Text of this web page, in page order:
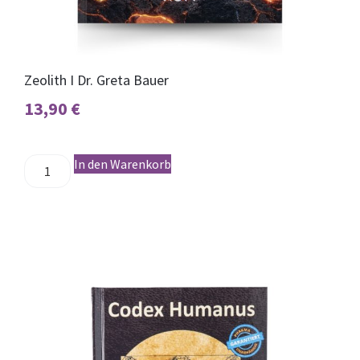
Zeolith I Dr. Greta Bauer
13,90 €
In den Warenkorb